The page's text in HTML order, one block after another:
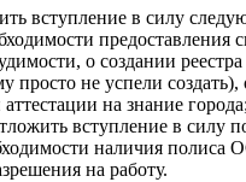
вступление в силу
предоставления
о создании
просто не успели создать),
аттестации на знание
вступление в силу
наличия полиса
на работу.